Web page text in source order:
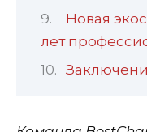
Новая
лет